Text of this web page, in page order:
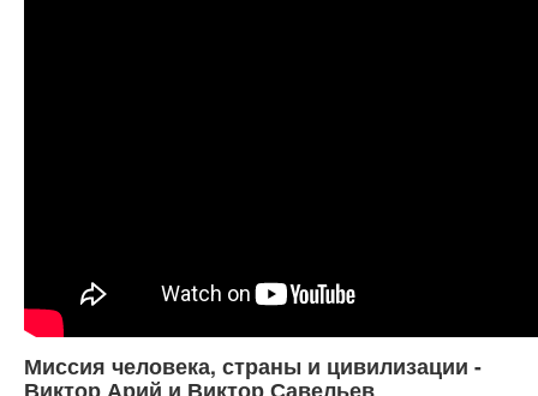
Миссия человека, страны и цивилизации -
Виктор Арий и Виктор Савельев